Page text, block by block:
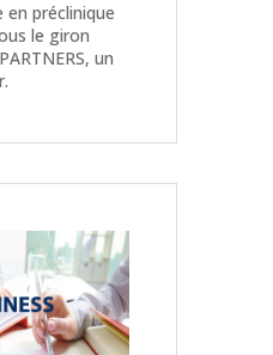
en préclinique
le giron
un